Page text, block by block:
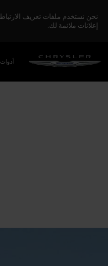
نحن نستخدم ملفات تعريف
إعلانات ملائمة لك.
MAIN
CONTENT